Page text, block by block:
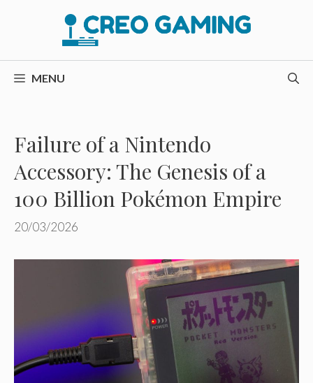
MENU
Failure of a Nintendo
Accessory: The Genesis of a
100 Billion Pokémon Empire
20/03/2026